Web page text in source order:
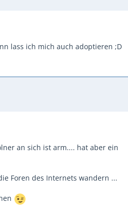
lass ich mich auch adoptieren ;D
an sich ist arm.... hat aber ein
Foren des Internets wandern ...